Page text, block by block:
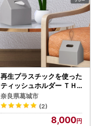
再生プラスチックを使った
ティッシュホルダー ＴＨ
Ｒ－０１ グレー ティッシ
ュケース【like088】
奈良県葛城市
(2)
8,000